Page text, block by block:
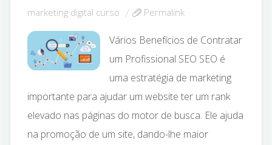
marketing digital curso
Permalink
Vários Benefícios de Contratar
um Profissional SEO SEO é
uma estratégia de marketing
importante para ajudar um website ter um rank
elevado nas páginas do motor de busca. Ele ajuda
na promoção de um site, dando-lhe maior